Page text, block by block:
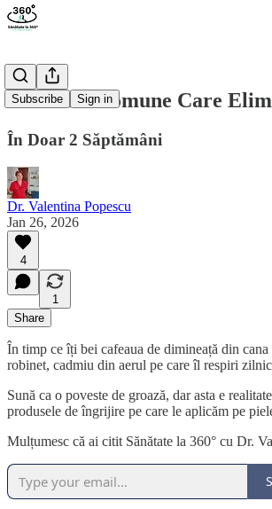
Subscribe Sign in
Alimente Comune Care
În Doar 2 Săptămâni
Dr. Valentina Popescu
Jan 26, 2026
4
1
Share
În timp ce îți bei cafeaua de dimineață din
robinet, cadmiu din aerul pe care îl respiri
Sună ca o poveste de groază, dar asta e
produsele de îngrijire pe care le aplicăm pe
Mulțumesc că ai citit Sănătate la 360° cu Dr.